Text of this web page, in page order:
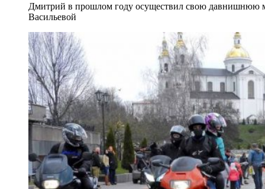
Дмитрий в прошлом году осуществил свою давнишнюю
Васильевой